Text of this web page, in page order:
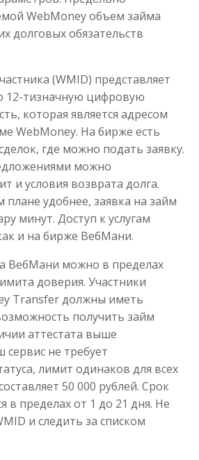
50 000
от 1до 21 дня
Получить
зарплаты
до
от 1до 21 дня
Получить
WebMoney объем займа
долговых обязательств
(WMID) представляет
12-тизначную цифровую
которая является адресом
WebMoney. На бирже есть
где можно подать заявку.
можно
и условия возврата долга.
плане удобнее, заявка на займ
минут. Доступ к услугам
и на бирже ВебМани.
ВебМани можно в пределах
доверия. Участники
Transfer должны иметь
получить займ
аттестата выше
не требует
лимит одинаков для всех
50 000 рублей. Срок
в пределах от 1 до 21 дня. Не
и следить за списком